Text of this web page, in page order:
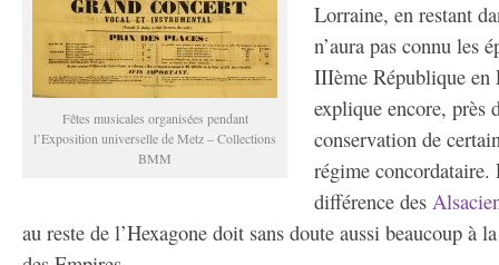
Fêtes musicales organisées pendant
l’Exposition universelle de Metz – Collections
BMM
Lorraine, en restant
n’aura pas connu les
IIIème République en
explique encore, près
conservation de
régime concordataire.
différence des
au reste de l’Hexagone doit sans doute aussi beaucoup à